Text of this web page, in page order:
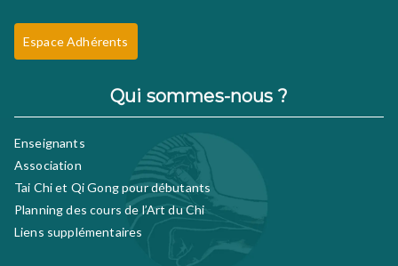
Espace Adhérents
Qui sommes-nous ?
Enseignants
Association
Tai Chi et Qi Gong pour débutants
Planning des cours de l’Art du Chi
Liens supplémentaires